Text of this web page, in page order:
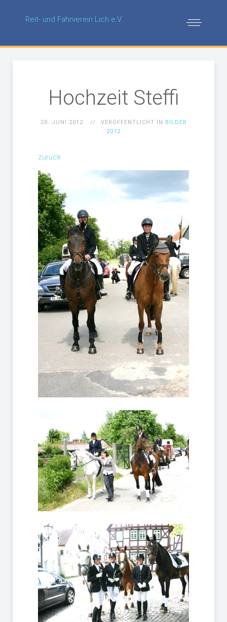
Reit- und Fahrverein Lich e.V.
Hochzeit Steffi
28. JUNI 2012 VERÖFFENTLICHT IN BILDER
2012
zurück